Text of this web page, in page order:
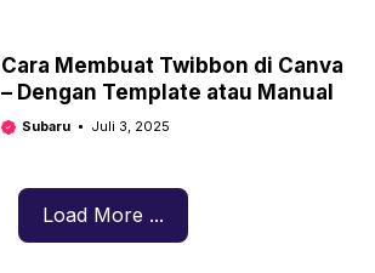
Cara Membuat Twibbon di Canva
– Dengan Template atau Manual
Subaru Juli 3, 2025
Load More ...